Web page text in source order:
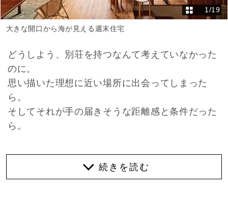
1/19
大きな開口から海が見える週末住宅
どうしよう、別荘を持つなんて考えていなかった
のに。
思い描いた理想に近い場所に出会ってしまった
ら。
そしてそれが手の届きそうな距離感と条件だった
ら。
海の真ん前で小さな山の麓、絶好の自然環境に囲
まれた小さな週末住宅。別荘建築を得意とする建
築士が手がけたひたすらに心地良い物件を和歌山